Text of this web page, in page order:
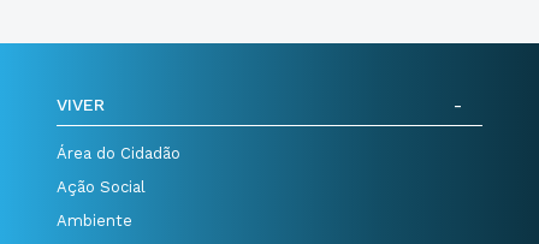
VIVER
Área do Cidadão
Ação Social
Ambiente